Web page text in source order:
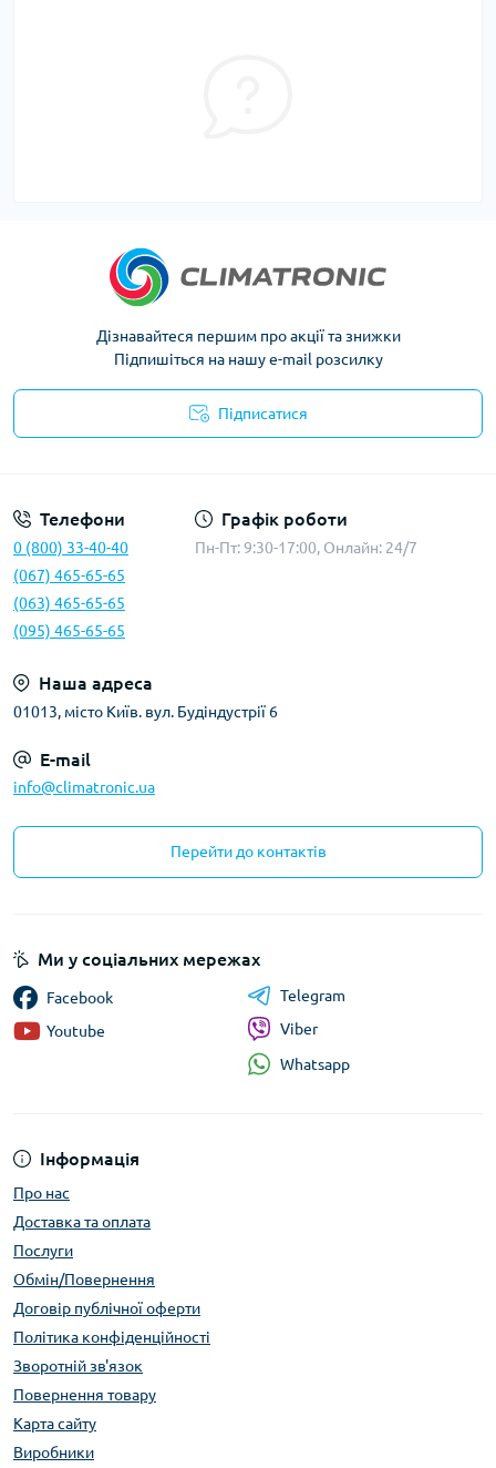
Дізнавайтеся першим про акції та знижки
Підпишіться на нашу e-mail розсилку
Підписатися
Телефони
0 (800) 33-40-40
(067) 465-65-65
(063) 465-65-65
(095) 465-65-65
Графік роботи
Пн-Пт: 9:30-17:00, Онлайн: 24/7
Наша адреса
01013, місто Київ. вул. Будіндустрії 6
E-mail
info@climatronic.ua
Перейти до контактів
Інформація
Про нас
Доставка та оплата
Послуги
Обмін/Повернення
Договір публічної оферти
Політика конфіденційності
Зворотній зв'язок
Повернення товару
Карта сайту
Виробники
Ми у соціальних мережах
Facebook
Youtube
Telegram
Viber
Whatsapp